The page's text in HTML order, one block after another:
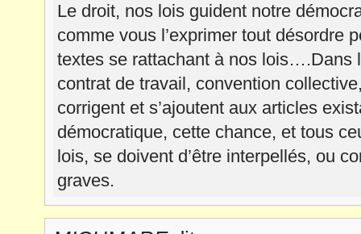
Le droit, nos lois guident notre
comme vous l’exprimer tout désordre
textes se rattachant à nos lois….Dans
contrat de travail, convention
corrigent et s’ajoutent aux articles
démocratique, cette chance, et tous
lois, se doivent d’être interpellés, ou
graves.